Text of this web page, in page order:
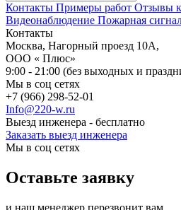
Контакты Примеры работ Отзывы
Видеонаблюдение Пожарная
Контакты
Москва, Нагорный проезд 10А,
ООО « Плюс»
9:00 - 21:00 (без выходных и
Мы в соц сетях
+7 (966) 298-52-01
Info@220-w.ru
Выезд инженера - бесплатно
Заказать выезд инженера
Мы в соц сетях
Оставьте заявку
и наш менеджер перезвонит вам